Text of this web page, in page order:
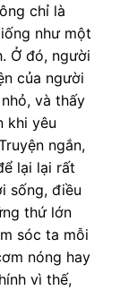
chỉ là
như một
Ở đó, người
của người
và thấy
khi yêu
ngắn,
lại lại rất
sống, điều
thứ lớn
sóc ta mỗi
nóng hay
vì thế,